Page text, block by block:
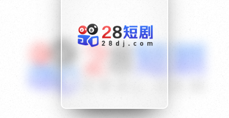
{if condition="$obj.vod_points